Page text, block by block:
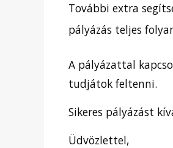
További extra
pályázás teljes
A pályázattal
tudjátok feltenni.
Sikeres pályázást
Üdvözlettel,